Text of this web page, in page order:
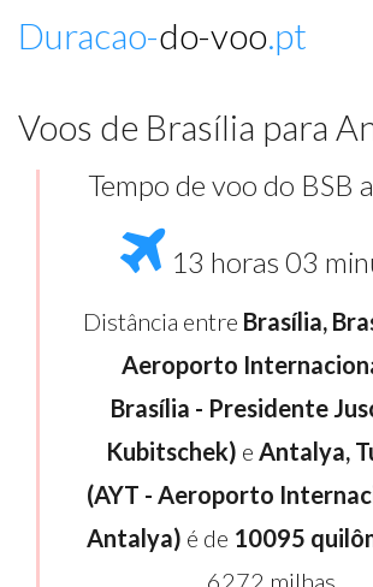
Duracao-do-voo.pt
Voos de Brasília para
Tempo de voo do BSB
13 horas 03
Distância entre Brasília,
Aeroporto
Brasília - Presidente
Kubitschek) e Antalya,
(AYT - Aeroporto
Antalya) é de 10095
6272 milhas